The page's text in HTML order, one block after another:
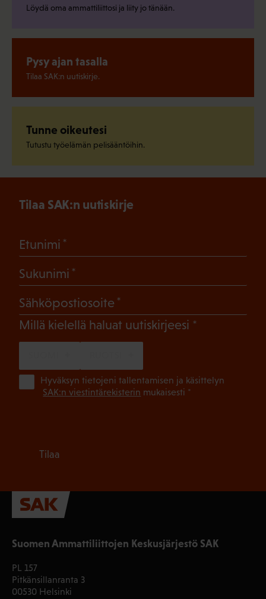
Löydä oma ammattiliittosi ja liity jo tänään.
Pysy ajan tasalla
Tilaa SAK:n uutiskirje.
Tunne oikeutesi
Tutustu työelämän pelisääntöihin.
Suomen Ammattiliittojen Keskusjärjestö SAK
PL 157
Pitkänsillanranta 3
00530 Helsinki
Tilaa SAK:n uutiskirje
Etunimi
Sukunimi
Sähköpostiosoite
Millä kielellä haluat uutiskirjeesi (Pakollinen)
Hyväksyn tietojeni tallentamisen ja käsittelyn
SAK:n viestintärekisterin mukaisesti *
Tilaa